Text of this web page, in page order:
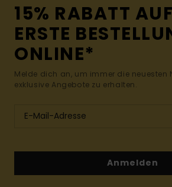
15% RABATT
ERSTE
ONLINE*
Melde dich an, um immer die neuesten
exklusive Angebote zu erhalten.
Anmelden